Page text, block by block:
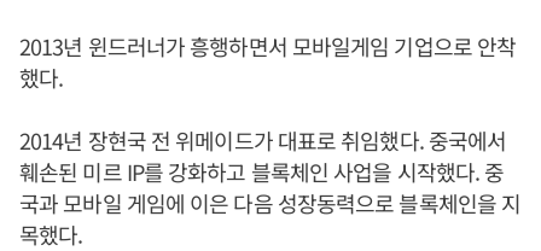
2013년 윈드러너가 흥행하면서 모바일게임 기업으로 안착
했다.
2014년 장현국 전 위메이드가 대표로 취임했다. 중국에서
훼손된 미르 IP를 강화하고 블록체인 사업을 시작했다. 중
국과 모바일 게임에 이은 다음 성장동력으로 블록체인을 지
목했다.